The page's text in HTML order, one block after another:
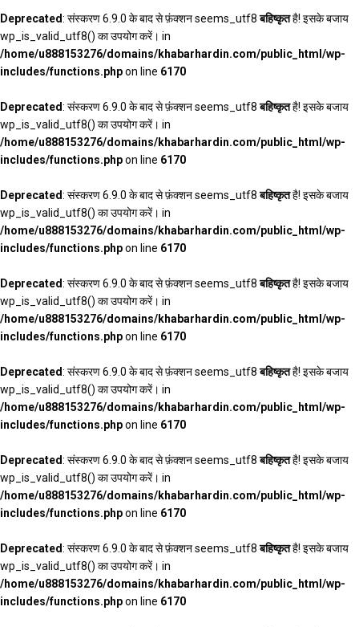
Deprecated: संस्करण 6.9.0 के बाद से फ़ंक्शन seems_utf8बहिष्कृतहै! इसके बजाय
wp_is_valid_utf8() का उपयोग करें। in
/home/u888153276/domains/khabarhardin.com/public_html/wp-
includes/functions.phpon line 6170
Deprecated: संस्करण 6.9.0 के बाद से फ़ंक्शन seems_utf8बहिष्कृतहै! इसके बजाय
wp_is_valid_utf8() का उपयोग करें। in
/home/u888153276/domains/khabarhardin.com/public_html/wp-
includes/functions.phpon line 6170
Deprecated: संस्करण 6.9.0 के बाद से फ़ंक्शन seems_utf8बहिष्कृतहै! इसके बजाय
wp_is_valid_utf8() का उपयोग करें। in
/home/u888153276/domains/khabarhardin.com/public_html/wp-
includes/functions.phpon line 6170
Deprecated: संस्करण 6.9.0 के बाद से फ़ंक्शन seems_utf8बहिष्कृतहै! इसके बजाय
wp_is_valid_utf8() का उपयोग करें। in
/home/u888153276/domains/khabarhardin.com/public_html/wp-
includes/functions.phpon line 6170
Deprecated: संस्करण 6.9.0 के बाद से फ़ंक्शन seems_utf8बहिष्कृतहै! इसके बजाय
wp_is_valid_utf8() का उपयोग करें। in
/home/u888153276/domains/khabarhardin.com/public_html/wp-
includes/functions.phpon line 6170
Deprecated: संस्करण 6.9.0 के बाद से फ़ंक्शन seems_utf8बहिष्कृतहै! इसके बजाय
wp_is_valid_utf8() का उपयोग करें। in
/home/u888153276/domains/khabarhardin.com/public_html/wp-
includes/functions.phpon line 6170
Deprecated: संस्करण 6.9.0 के बाद से फ़ंक्शन seems_utf8बहिष्कृतहै! इसके बजाय
wp_is_valid_utf8() का उपयोग करें। in
/home/u888153276/domains/khabarhardin.com/public_html/wp-
includes/functions.phpon line 6170